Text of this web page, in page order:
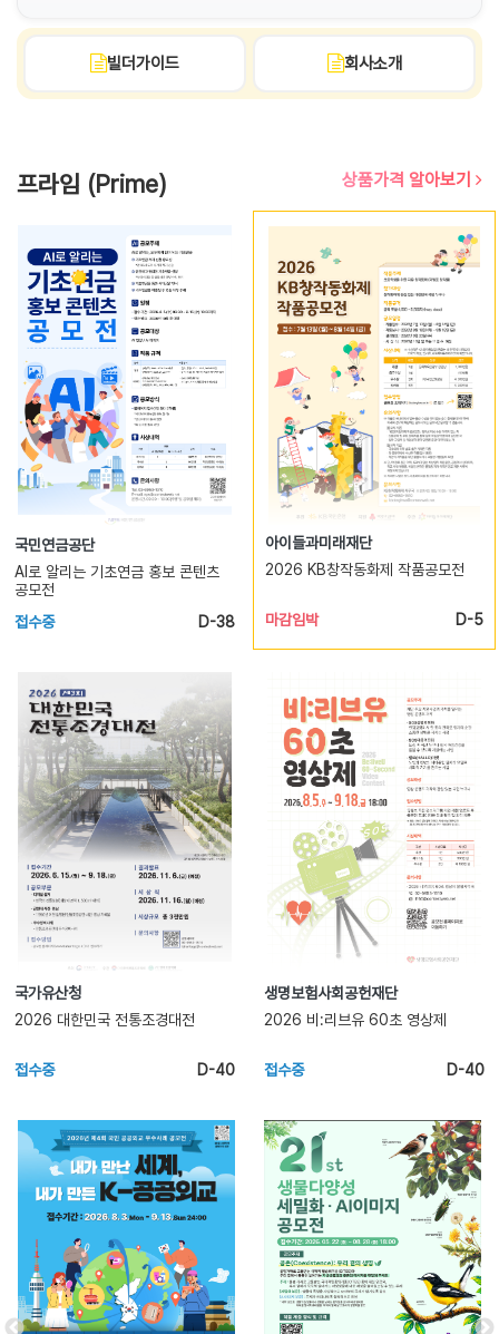
빌더가이드 회사소개
프라임 (Prime) 상품가격 알아보기
국민연금공단
AI로 알리는 기초연금 홍보 콘텐츠
공모전
접수중
D-38
아이들과미래재단
2026 KB창작동화제 작품공모전
마감임박 D-5
국가유산청
2026 대한민국 전통조경대전
접수중 D-40
생명보험사회공헌재단
2026 비:리브유 60초 영상제
접수중 D-40